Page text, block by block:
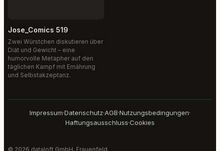
Jose_Comics 519
Zwei Würstchen diskutieren über
Diät und Gewicht – eine
humorvolle Metapher auf den
täglichen Kampf mit Ernährung
und Selbstakzeptanz.
Impressum·Datenschutz·AGB·Nutzungsbedingungen·
Haftungsausschluss·Cookies
© 2026 dataloft GmbH, Frauenfeld